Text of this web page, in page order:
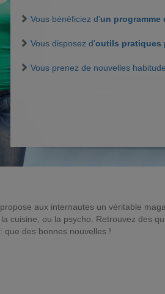
Vous bénéficiez d'un programme
Vous disposez d'outils pratiques
Vous prenez de nouvelles
aux internautes un véritable
cuisine, ou la psycho. Retrouvez des
que des bonnes nouvelles !